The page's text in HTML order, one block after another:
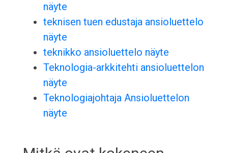
näyte
teknisen tuen edustaja ansioluettelo
näyte
teknikko ansioluettelo näyte
Teknologia-arkkitehti ansioluettelon
näyte
Teknologiajohtaja Ansioluettelon
näyte